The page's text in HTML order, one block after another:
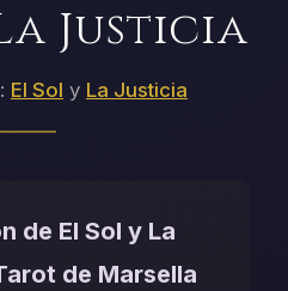
Justicia
El Sol y La Justicia
de El Sol y La
de Marsella